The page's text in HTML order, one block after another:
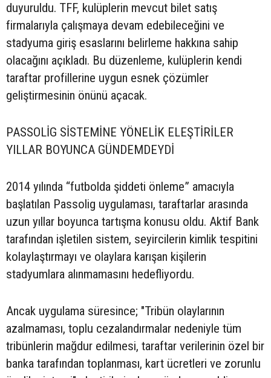
duyuruldu. TFF, kulüplerin mevcut bilet satış
firmalarıyla çalışmaya devam edebileceğini ve
stadyuma giriş esaslarını belirleme hakkına sahip
olacağını açıkladı. Bu düzenleme, kulüplerin kendi
taraftar profillerine uygun esnek çözümler
geliştirmesinin önünü açacak.
PASSOLİG SİSTEMİNE YÖNELİK ELEŞTİRİLER
YILLAR BOYUNCA GÜNDEMDEYDİ
2014 yılında “futbolda şiddeti önleme” amacıyla
başlatılan Passolig uygulaması, taraftarlar arasında
uzun yıllar boyunca tartışma konusu oldu. Aktif Bank
tarafından işletilen sistem, seyircilerin kimlik tespitini
kolaylaştırmayı ve olaylara karışan kişilerin
stadyumlara alınmamasını hedefliyordu.
Ancak uygulama süresince; "Tribün olaylarının
azalmaması, toplu cezalandırmalar nedeniyle tüm
tribünlerin mağdur edilmesi, taraftar verilerinin özel bir
banka tarafından toplanması, kart ücretleri ve zorunlu